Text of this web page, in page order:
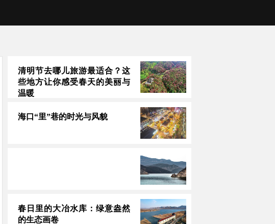
清明节去哪儿旅游最适合？这
些地方让你感受春天的美丽与
温暖
海口“里”巷的时光与风貌
春日里的大冶水库：绿意盎然
的生态画卷